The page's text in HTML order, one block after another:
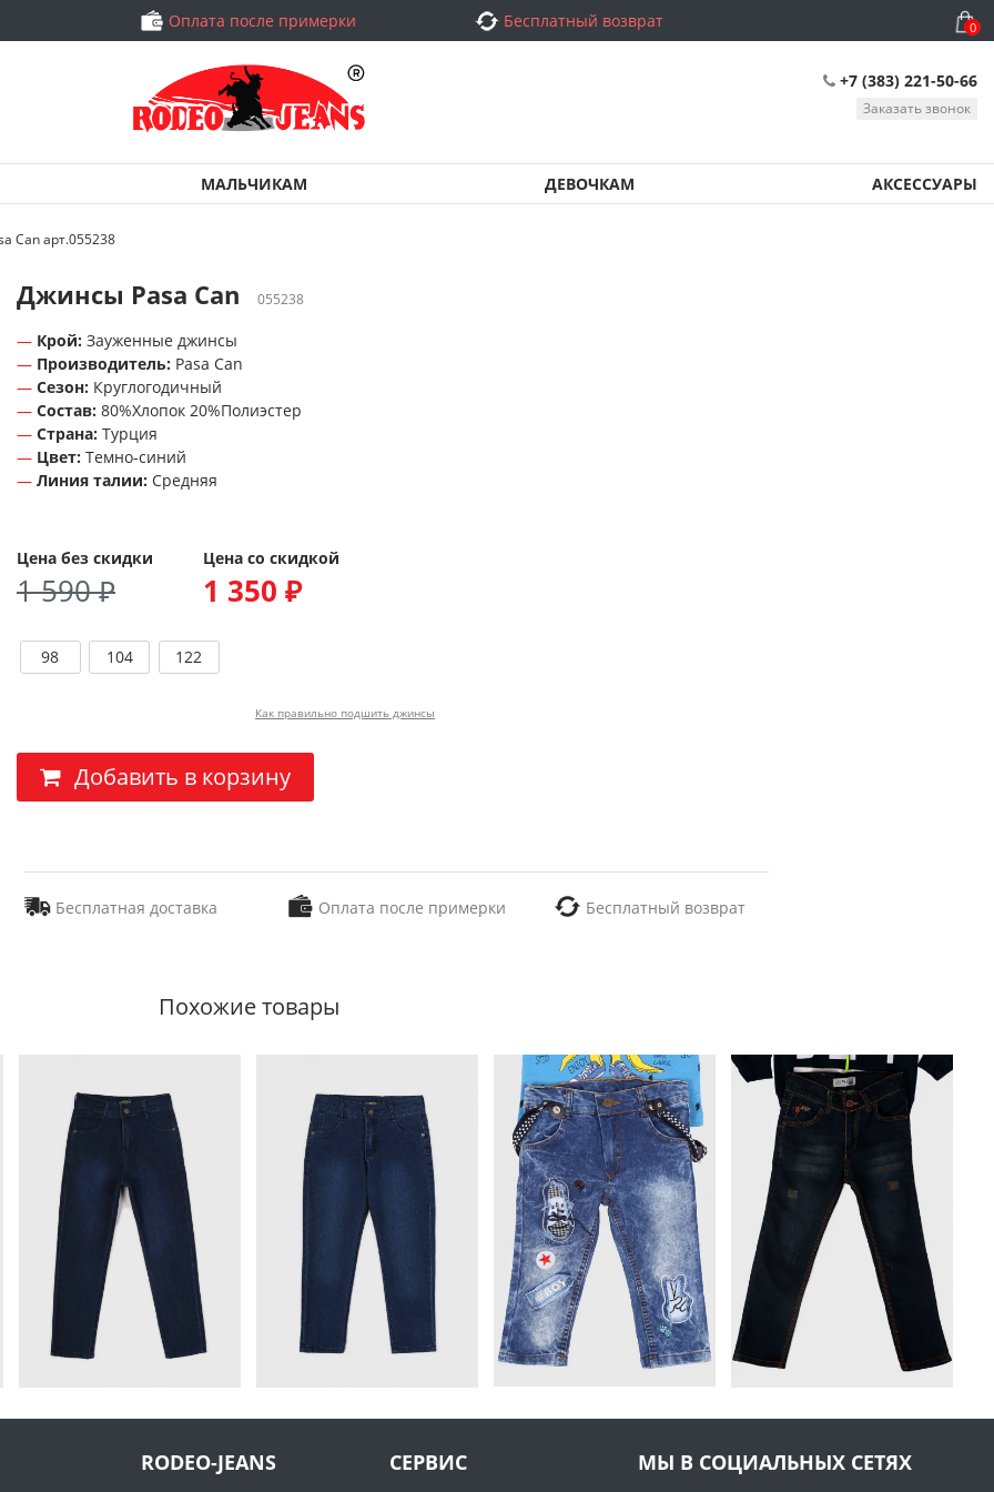
Оплата после примерки Бесплатный возврат 0
+7 (383) 221-50-66
Заказать звонок
МАЛЬЧИКАМ ДЕВОЧКАМ АКСЕССУАРЫ
Can арт.055238
Джинсы Pasa Can 055238
Крой: Зауженные джинсы
Производитель: Pasa Can
Сезон: Круглогодичный
Состав: 80%Хлопок 20%Полиэстер
Страна: Турция
Цвет: Темно-синий
Линия талии: Средняя
Цена без скидки
1 590 ₽
Цена со скидкой
1 350 ₽
98 104 122
Как правильно подшить джинсы
Добавить в корзину
Бесплатная доставка Оплата после примерки Бесплатный возврат
Похожие товары
RODEO-JEANS СЕРВИС МЫ В СОЦИАЛЬНЫХ СЕТЯХ